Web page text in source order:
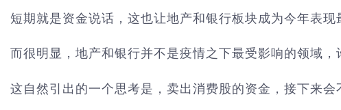
短期就是资金说话，这也让地产和银行板块成为今年表
而很明显，地产和银行并不是疫情之下最受影响的领域，
这自然引出的一个思考是，卖出消费股的资金，接下来